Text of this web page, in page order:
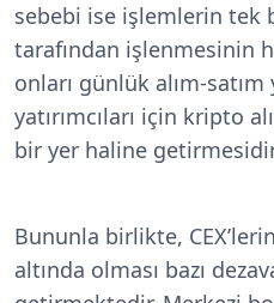
sebebi ise işlemlerin tek
tarafından işlenmesinin
onları günlük alım-
yatırımcıları için kripto
bir yer haline
Bununla birlikte,
altında olması bazı